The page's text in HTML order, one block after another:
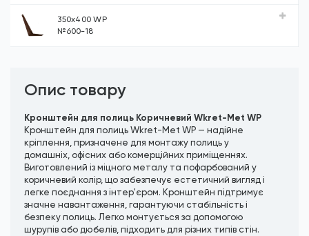
350х400 WP
№600-18
Опис товару
Кронштейн для полиць Коричневий Wkret-Met WP
Кронштейн для полиць Wkret-Met WP — надійне
кріплення, призначене для монтажу полиць у
домашніх, офісних або комерційних приміщеннях.
Виготовлений із міцного металу та пофарбований у
коричневий колір, що забезпечує естетичний вигляд і
легке поєднання з інтер'єром. Кронштейн підтримує
значне навантаження, гарантуючи стабільність і
безпеку полиць. Легко монтується за допомогою
шурупів або дюбелів, підходить для різних типів стін.